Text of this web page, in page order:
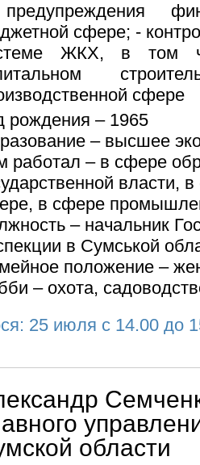
сфере; -
ЖКХ, в том
сфере
рождения – 1965
– высшее
работал – в сфере
власти,
в сфере
– начальник
в Сумськой
положение –
– охота,
25 июля с 14.00 до
области